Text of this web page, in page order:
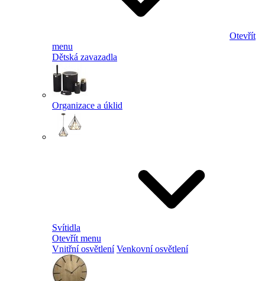
Otevřít
menu
Dětská zavazadla
Organizace a úklid
Svítidla
Otevřít menu
Vnitřní osvětlení Venkovní osvětlení